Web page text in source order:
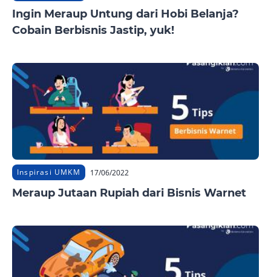
Ingin Meraup Untung dari Hobi Belanja?
Cobain Berbisnis Jastip, yuk!
Inspirasi UMKM 17/06/2022
Meraup Jutaan Rupiah dari Bisnis Warnet